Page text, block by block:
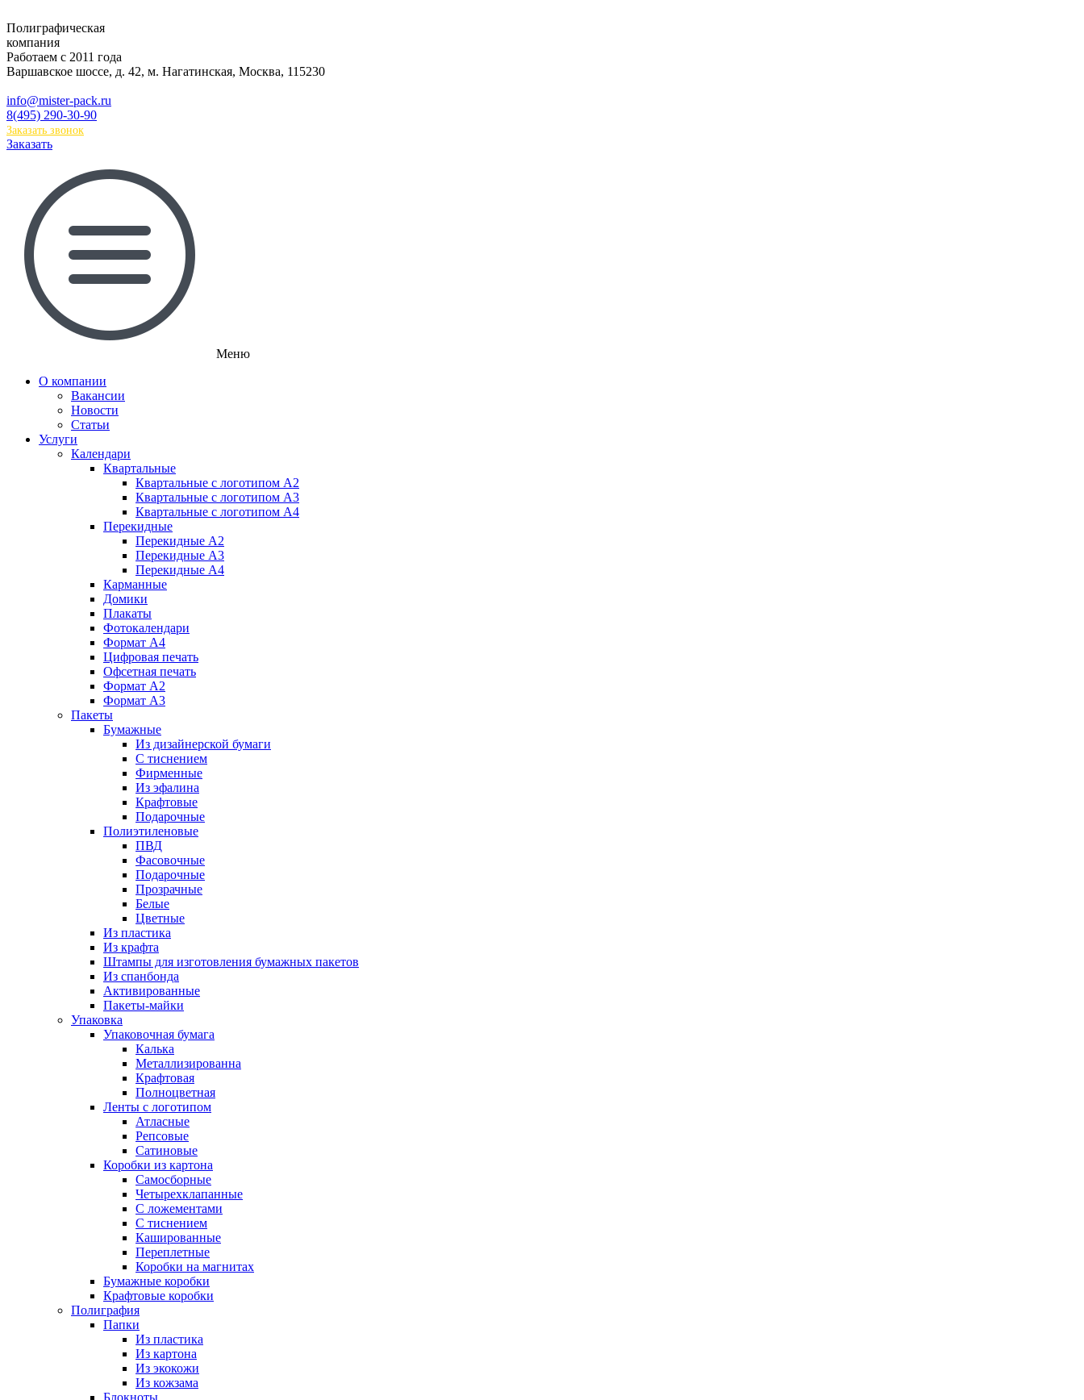
Полиграфическая
компания
Работаем с 2011 года
Варшавское шоссе, д. 42, м. Нагатинская, Москва, 115230
info@mister-pack.ru
8(495) 290-30-90
Заказать звонок
Заказать
Меню
О компании
Вакансии
Новости
Статьи
Услуги
Календари
Квартальные
Квартальные с логотипом А2
Квартальные с логотипом А3
Квартальные с логотипом А4
Перекидные
Перекидные А2
Перекидные А3
Перекидные А4
Карманные
Домики
Плакаты
Фотокалендари
Формат А4
Цифровая печать
Офсетная печать
Формат А2
Формат А3
Пакеты
Бумажные
Из дизайнерской бумаги
C тиснением
Фирменные
Из эфалина
Крафтовые
Подарочные
Полиэтиленовые
ПВД
Фасовочные
Подарочные
Прозрачные
Белые
Цветные
Из пластика
Из крафта
Штампы для изготовления бумажных пакетов
Из спанбонда
Активированные
Пакеты-майки
Упаковка
Упаковочная бумага
Калька
Металлизированна
Крафтовая
Полноцветная
Ленты с логотипом
Атласные
Репсовые
Сатиновые
Коробки из картона
Самосборные
Четырехклапанные
С ложементами
С тиснением
Кашированные
Переплетные
Коробки на магнитах
Бумажные коробки
Крафтовые коробки
Полиграфия
Папки
Из пластика
Из картона
Из экокожи
Из кожзама
Блокноты